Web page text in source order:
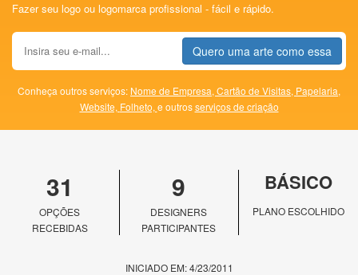
Fazer seu logo ou logomarca profissional - fácil e rápido.
Quero uma arte como essa
Conheça outros serviços: Nome de Empresa, Cartão de Visitas, Papelaria,
Website, Folheto, e outrosserviços de criação
31
OPÇÕES
RECEBIDAS
9
DESIGNERS
PARTICIPANTES
BÁSICO
PLANO ESCOLHIDO
INICIADO EM: 4/23/2011